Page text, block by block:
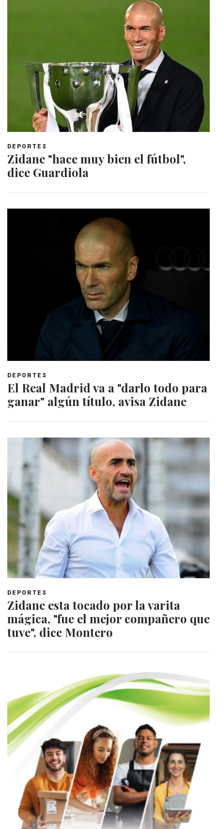
DEPORTES
Zidane "hace muy bien el fútbol",
dice Guardiola
DEPORTES
El Real Madrid va a "darlo todo para
ganar" algún título, avisa Zidane
DEPORTES
Zidane esta tocado por la varita
mágica, "fue el mejor compañero que
tuve", dice Montero